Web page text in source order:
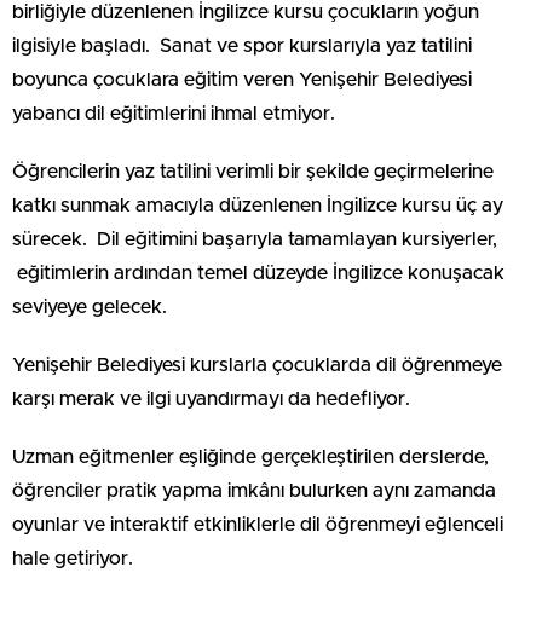
birliğiyle düzenlenen İngilizce kursu çocukların yoğun
ilgisiyle başladı. Sanat ve spor kurslarıyla yaz tatilini
boyunca çocuklara eğitim veren Yenişehir Belediyesi
yabancı dil eğitimlerini ihmal etmiyor.
Öğrencilerin yaz tatilini verimli bir şekilde geçirmelerine
katkı sunmak amacıyla düzenlenen İngilizce kursu üç ay
sürecek. Dil eğitimini başarıyla tamamlayan kursiyerler,
eğitimlerin ardından temel düzeyde İngilizce konuşacak
seviyeye gelecek.
Yenişehir Belediyesi kurslarla çocuklarda dil öğrenmeye
karşı merak ve ilgi uyandırmayı da hedefliyor.
Uzman eğitmenler eşliğinde gerçekleştirilen derslerde,
öğrenciler pratik yapma imkânı bulurken aynı zamanda
oyunlar ve interaktif etkinliklerle dil öğrenmeyi eğlenceli
hale getiriyor.